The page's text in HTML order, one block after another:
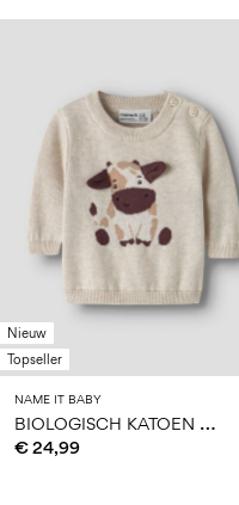
Nieuw
Topseller
NAME IT BABY
B
IOLOGISCH KATOEN GEBREIDE TRUI
€ 24,99